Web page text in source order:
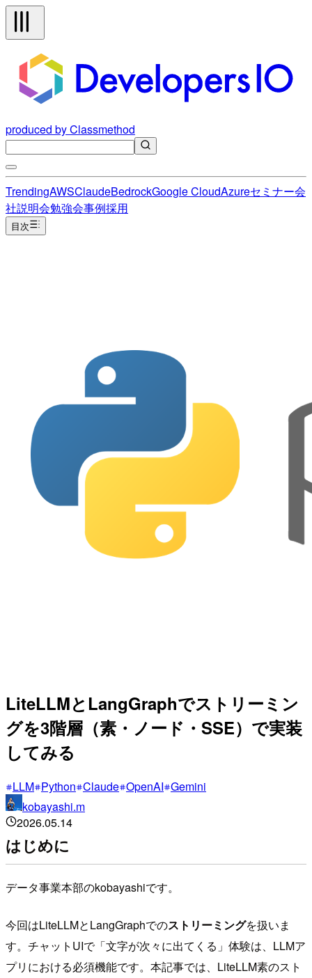
produced by Classmethod
TrendingAWSClaudeBedrockGoogle CloudAzureセミナー会
社説明会勉強会事例採用
目次
LiteLLMとLangGraphでストリーミン
グを3階層（素・ノード・SSE）で実装
してみる
LLM Python Claude OpenAI Gemini
kobayashi.m
2026.05.14
はじめに
データ事業本部のkobayashiです。
今回はLiteLLMとLangGraphでのストリーミングを扱いま
す。チャットUIで「文字が次々に出てくる」体験は、LLMア
プリにおける必須機能です。本記事では、LiteLLM素のスト